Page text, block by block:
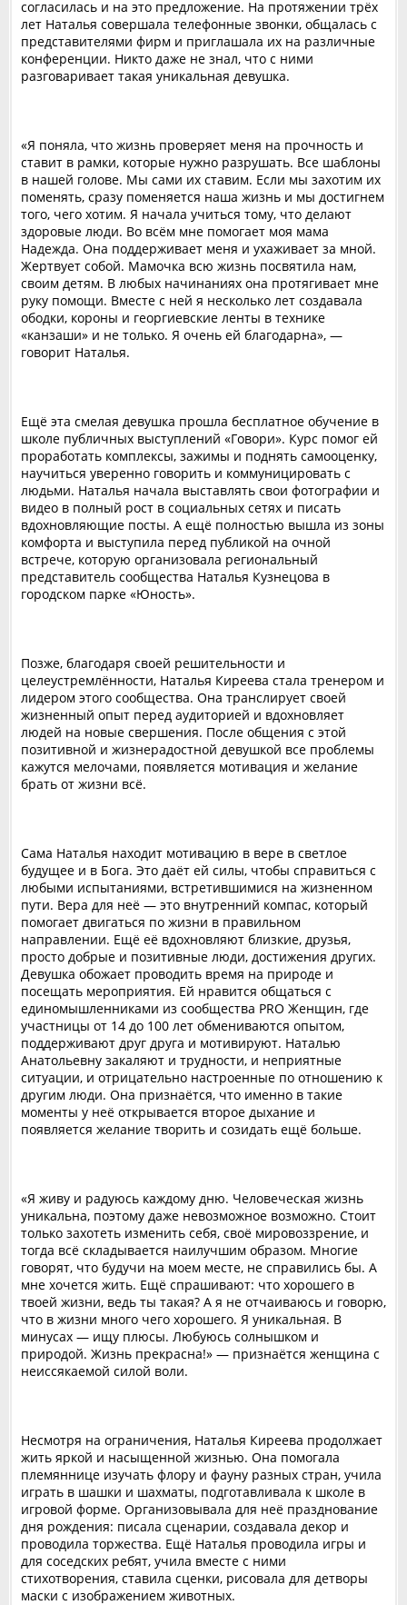
согласилась и на это предложение. На протяжении трёх
лет Наталья совершала телефонные звонки, общалась с
представителями фирм и приглашала их на различные
конференции. Никто даже не знал, что с ними
разговаривает такая уникальная девушка.
«Я поняла, что жизнь проверяет меня на прочность и
ставит в рамки, которые нужно разрушать. Все шаблоны
в нашей голове. Мы сами их ставим. Если мы захотим их
поменять, сразу поменяется наша жизнь и мы достигнем
того, чего хотим. Я начала учиться тому, что делают
здоровые люди. Во всём мне помогает моя мама
Надежда. Она поддерживает меня и ухаживает за мной.
Жертвует собой. Мамочка всю жизнь посвятила нам,
своим детям. В любых начинаниях она протягивает мне
руку помощи. Вместе с ней я несколько лет создавала
ободки, короны и георгиевские ленты в технике
«канзаши» и не только. Я очень ей благодарна», —
говорит Наталья.
Ещё эта смелая девушка прошла бесплатное обучение в
школе публичных выступлений «Говори». Курс помог ей
проработать комплексы, зажимы и поднять самооценку,
научиться уверенно говорить и коммуницировать с
людьми. Наталья начала выставлять свои фотографии и
видео в полный рост в социальных сетях и писать
вдохновляющие посты. А ещё полностью вышла из зоны
комфорта и выступила перед публикой на очной
встрече, которую организовала региональный
представитель сообщества Наталья Кузнецова в
городском парке «Юность».
Позже, благодаря своей решительности и
целеустремлённости, Наталья Киреева стала тренером и
лидером этого сообщества. Она транслирует своей
жизненный опыт перед аудиторией и вдохновляет
людей на новые свершения. После общения с этой
позитивной и жизнерадостной девушкой все проблемы
кажутся мелочами, появляется мотивация и желание
брать от жизни всё.
Сама Наталья находит мотивацию в вере в светлое
будущее и в Бога. Это даёт ей силы, чтобы справиться с
любыми испытаниями, встретившимися на жизненном
пути. Вера для неё — это внутренний компас, который
помогает двигаться по жизни в правильном
направлении. Ещё её вдохновляют близкие, друзья,
просто добрые и позитивные люди, достижения других.
Девушка обожает проводить время на природе и
посещать мероприятия. Ей нравится общаться с
единомышленниками из сообщества PRO Женщин, где
участницы от 14 до 100 лет обмениваются опытом,
поддерживают друг друга и мотивируют. Наталью
Анатольевну закаляют и трудности, и неприятные
ситуации, и отрицательно настроенные по отношению к
другим люди. Она признаётся, что именно в такие
моменты у неё открывается второе дыхание и
появляется желание творить и созидать ещё больше.
«Я живу и радуюсь каждому дню. Человеческая жизнь
уникальна, поэтому даже невозможное возможно. Стоит
только захотеть изменить себя, своё мировоззрение, и
тогда всё складывается наилучшим образом. Многие
говорят, что будучи на моем месте, не справились бы. А
мне хочется жить. Ещё спрашивают: что хорошего в
твоей жизни, ведь ты такая? А я не отчаиваюсь и говорю,
что в жизни много чего хорошего. Я уникальная. В
минусах — ищу плюсы. Любуюсь солнышком и
природой. Жизнь прекрасна!» — признаётся женщина с
неиссякаемой силой воли.
Несмотря на ограничения, Наталья Киреева продолжает
жить яркой и насыщенной жизнью. Она помогала
племяннице изучать флору и фауну разных стран, учила
играть в шашки и шахматы, подготавливала к школе в
игровой форме. Организовывала для неё празднование
дня рождения: писала сценарии, создавала декор и
проводила торжества. Ещё Наталья проводила игры и
для соседских ребят, учила вместе с ними
стихотворения, ставила сценки, рисовала для детворы
маски с изображением животных.